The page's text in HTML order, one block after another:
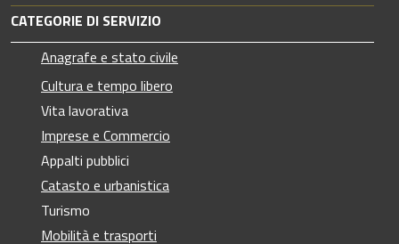
CATEGORIE DI SERVIZIO
Anagrafe e stato civile
Cultura e tempo libero
Vita lavorativa
Imprese e Commercio
Appalti pubblici
Catasto e urbanistica
Turismo
Mobilità e trasporti